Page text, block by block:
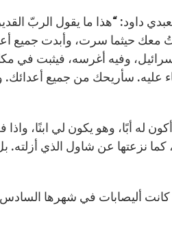
داود: “هذا ما يقول الربّ
معك حيثما سرت، وأبدت جميع
وفيه أغرسه، فيثبت في
عليه. سأريحك من جميع أعدائك.
أكون له أبًا، وهو يكون لي ابنًا،
كما نزعتها عن شاول الذي
أليصابات في شهرها السادس،